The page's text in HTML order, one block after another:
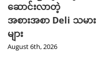
ဆောင်းလာတဲ့
အစားအစာ Deli သမား
များ
August 6th, 2026